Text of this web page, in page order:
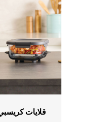
تسوّق كل أجهزة الطهي
قلايات